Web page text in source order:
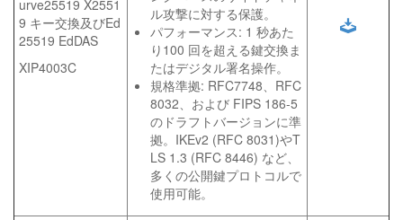
urve25519 X2551
9 キー交換及びEd
25519 EdDAS
XIP4003C
ル攻撃に対する保護。
パフォーマンス: 1 秒あた
り100 回を超える鍵交換ま
たはデジタル署名操作。
規格準拠: RFC7748、RFC
8032、および FIPS 186-5
のドラフトバージョンに準
拠。IKEv2 (RFC 8031)やT
LS 1.3 (RFC 8446) など、
多くの公開鍵プロトコルで
使用可能。